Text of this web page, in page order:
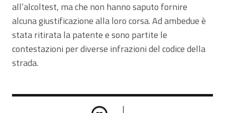
all’alcoltest, ma che non hanno saputo fornire
alcuna giustificazione alla loro corsa. Ad ambedue è
stata ritirata la patente e sono partite le
contestazioni per diverse infrazioni del codice della
strada.